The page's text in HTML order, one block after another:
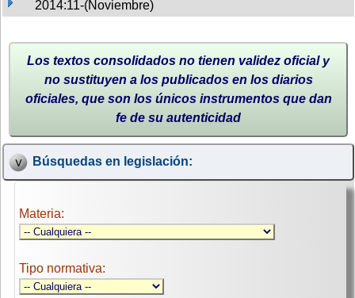
2014:11-(Noviembre)
Los textos consolidados no tienen validez oficial y
no sustituyen a los publicados en los diarios
oficiales, que son los únicos instrumentos que dan
fe de su autenticidad
Búsquedas en legislación:
Materia:
Tipo normativa: